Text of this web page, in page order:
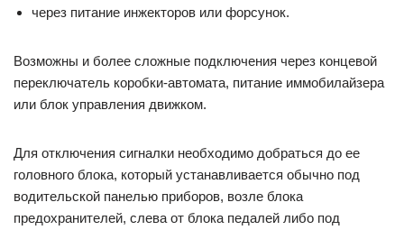
через питание инжекторов или форсунок.
Возможны и более сложные подключения через концевой
переключатель коробки-автомата, питание иммобилайзера
или блок управления движком.
Для отключения сигналки необходимо добраться до ее
головного блока, который устанавливается обычно под
водительской панелью приборов, возле блока
предохранителей, слева от блока педалей либо под